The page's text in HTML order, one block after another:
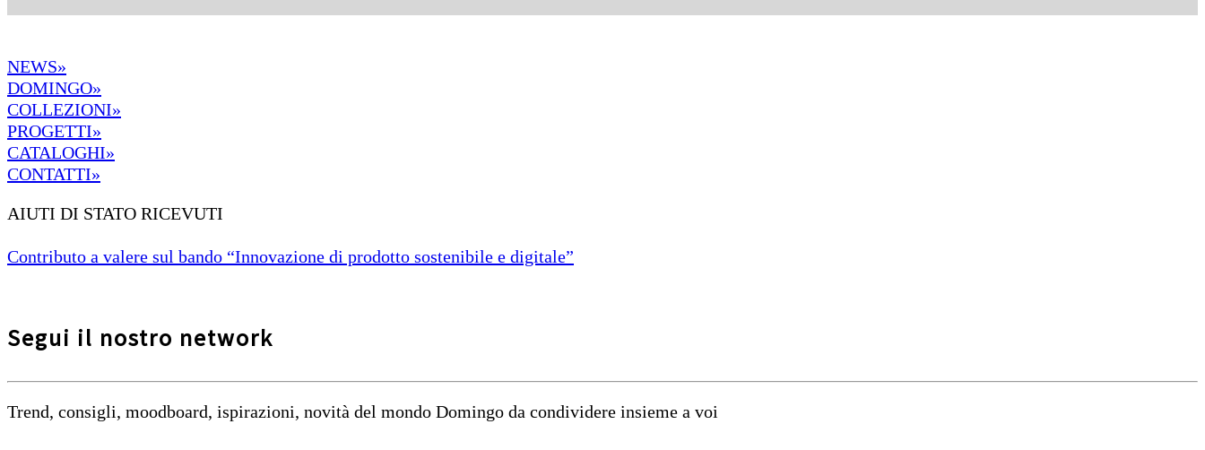
NEWS»
DOMINGO»
COLLEZIONI»
PROGETTI»
CATALOGHI»
CONTATTI»
AIUTI DI STATO RICEVUTI
Contributo a valere sul bando “Innovazione di prodotto sostenibile e digitale”
Segui il nostro network
Trend, consigli, moodboard, ispirazioni, novità del mondo Domingo da condividere insieme a voi